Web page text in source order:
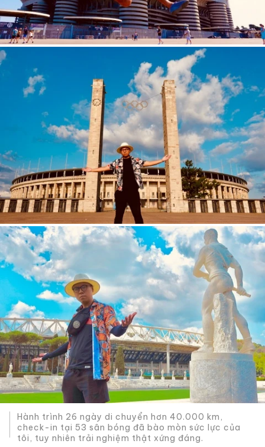
Hành trình 26 ngày di chuyển hơn 40.000 km,
check-in tại 53 sân bóng đã bào mòn sức lực của
tôi, tuy nhiên trải nghiệm thật xứng đáng.